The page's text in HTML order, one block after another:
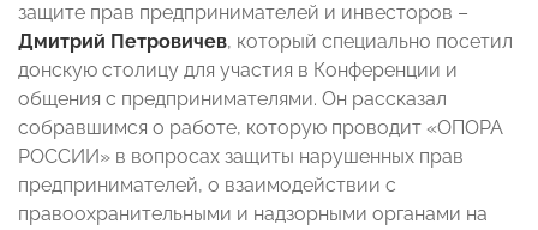
защите прав предпринимателей и инвесторов –
Дмитрий Петровичев, который специально посетил
донскую столицу для участия в Конференции и
общения с предпринимателями. Он рассказал
собравшимся о работе, которую проводит «ОПОРА
РОССИИ» в вопросах защиты нарушенных прав
предпринимателей, о взаимодействии с
правоохранительными и надзорными органами на